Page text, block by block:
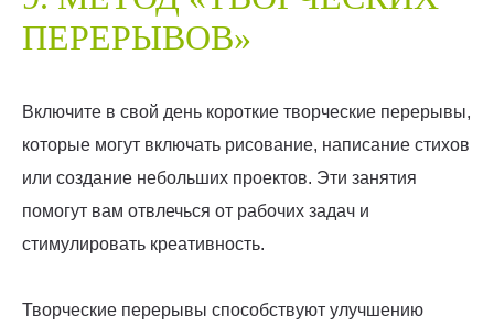
ПЕРЕРЫВОВ»
Включите в свой день короткие творческие перерывы,
которые могут включать рисование, написание стихов
или создание небольших проектов. Эти занятия
помогут вам отвлечься от рабочих задач и
стимулировать креативность.
Творческие перерывы способствуют улучшению